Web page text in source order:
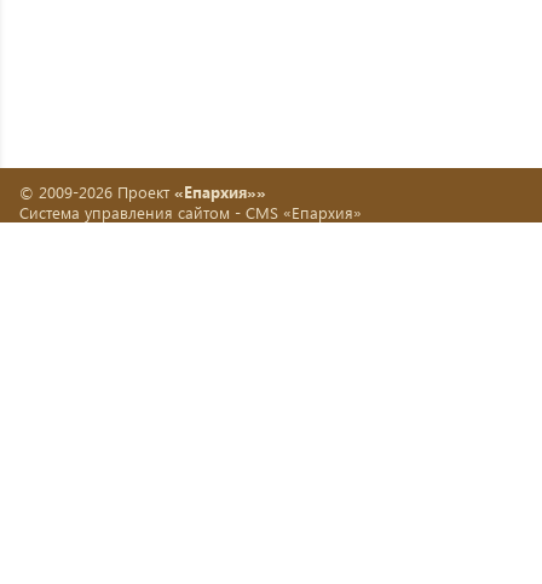
© 2009-2026 Проект «Епархия»»
Система управления сайтом - CMS «Епархия»